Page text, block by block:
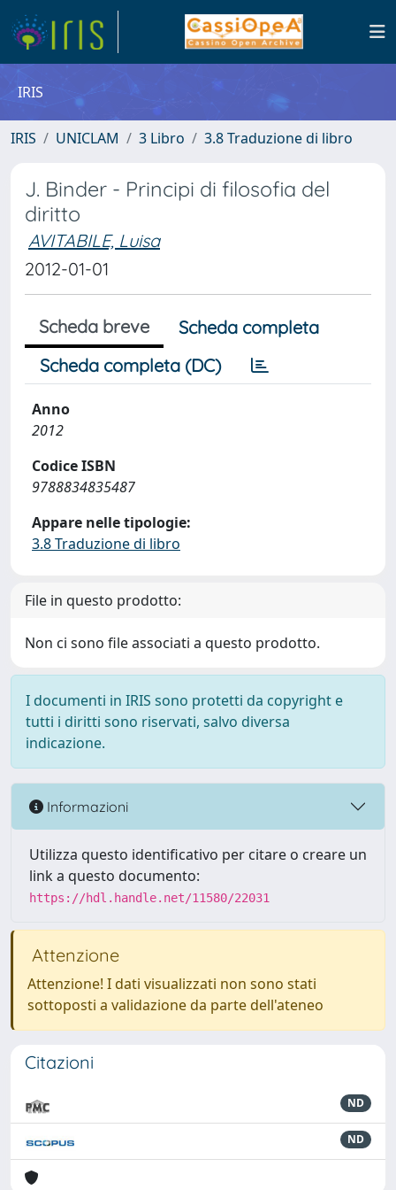
IRIS
IRIS UNICLAM 3 Libro 3.8 Traduzione di libro
J. Binder - Principi di filosofia del
diritto
AVITABILE, Luisa
2012-01-01
Scheda breve
Scheda completa
Scheda completa (DC)
Anno
2012
Codice ISBN
9788834835487
Appare nelle tipologie:
3.8 Traduzione di libro
File in questo prodotto:
Non ci sono file associati a questo prodotto.
I documenti in IRIS sono protetti da copyright e
tutti i diritti sono riservati, salvo diversa
indicazione.
Informazioni
Utilizza questo identificativo per citare o creare un
link a questo documento:
https://hdl.handle.net/11580/22031
Attenzione
Attenzione! I dati visualizzati non sono stati
sottoposti a validazione da parte dell'ateneo
Citazioni
ND
ND